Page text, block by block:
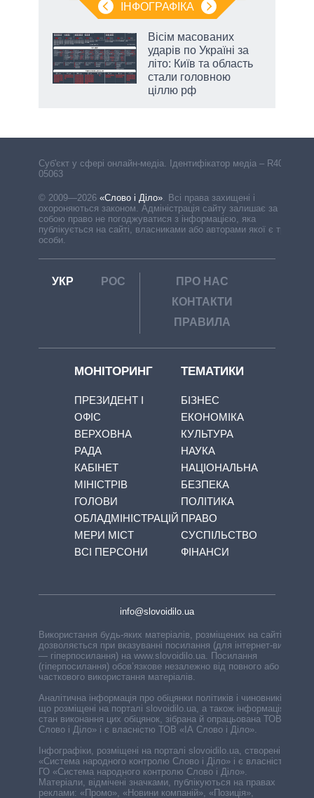
ІНФОГРАФІКА
Вісім масованих
ударів по Україні за
літо: Київ та область
стали головною
ціллю рф
Cуб'єкт у сфері онлайн-медіа. Ідентифікатор медіа – R40-
05063
© 2009—2026 «Слово і Діло»
Всі права захищені і
охороняються законом. Адміністрація сайту залишає за
собою право не погоджуватися з інформацією, яка
публікується на сайті, власниками або авторами якої є треті
особи.
УКР РОС
ПРО НАС
КОНТАКТИ
ПРАВИЛА
МОНІТОРИНГ
ПРЕЗИДЕНТ І
ОФІС
ВЕРХОВНА
РАДА
КАБІНЕТ
МІНІСТРІВ
ГОЛОВИ
ОБЛАДМІНІСТРАЦІЙ
МЕРИ МІСТ
ВСІ ПЕРСОНИ
ТЕМАТИКИ
БІЗНЕС
ЕКОНОМІКА
КУЛЬТУРА
НАУКА
НАЦІОНАЛЬНА
БЕЗПЕКА
ПОЛІТИКА
ПРАВО
СУСПІЛЬСТВО
ФІНАНСИ
info@slovoidilo.ua
Використання будь-яких матеріалів, розміщених на сайті,
дозволяється при вказуванні посилання (для інтернет-видань
— гіперпосилання) на www.slovoidilo.ua. Посилання
(гіперпосилання) обов’язкове незалежно від повного або
часткового використання матеріалів.
Аналітична інформація про обіцянки політиків і чиновників,
що розміщені на порталі slovoidilo.ua, а також інформація про
стан виконання цих обіцянок, зібрана й опрацьована ТОВ «ІА
Слово і Діло» і є власністю ТОВ «ІА Слово і Діло».
Інфографіки, розміщені на порталі slovoidilo.ua, створені ГО
«Система народного контролю Слово і Діло» і є власністю
ГО «Система народного контролю Слово і Діло».
Матеріали, відмічені значками, публікуються на правах
реклами: «Промо», «Новини компаній», «Позиція»,